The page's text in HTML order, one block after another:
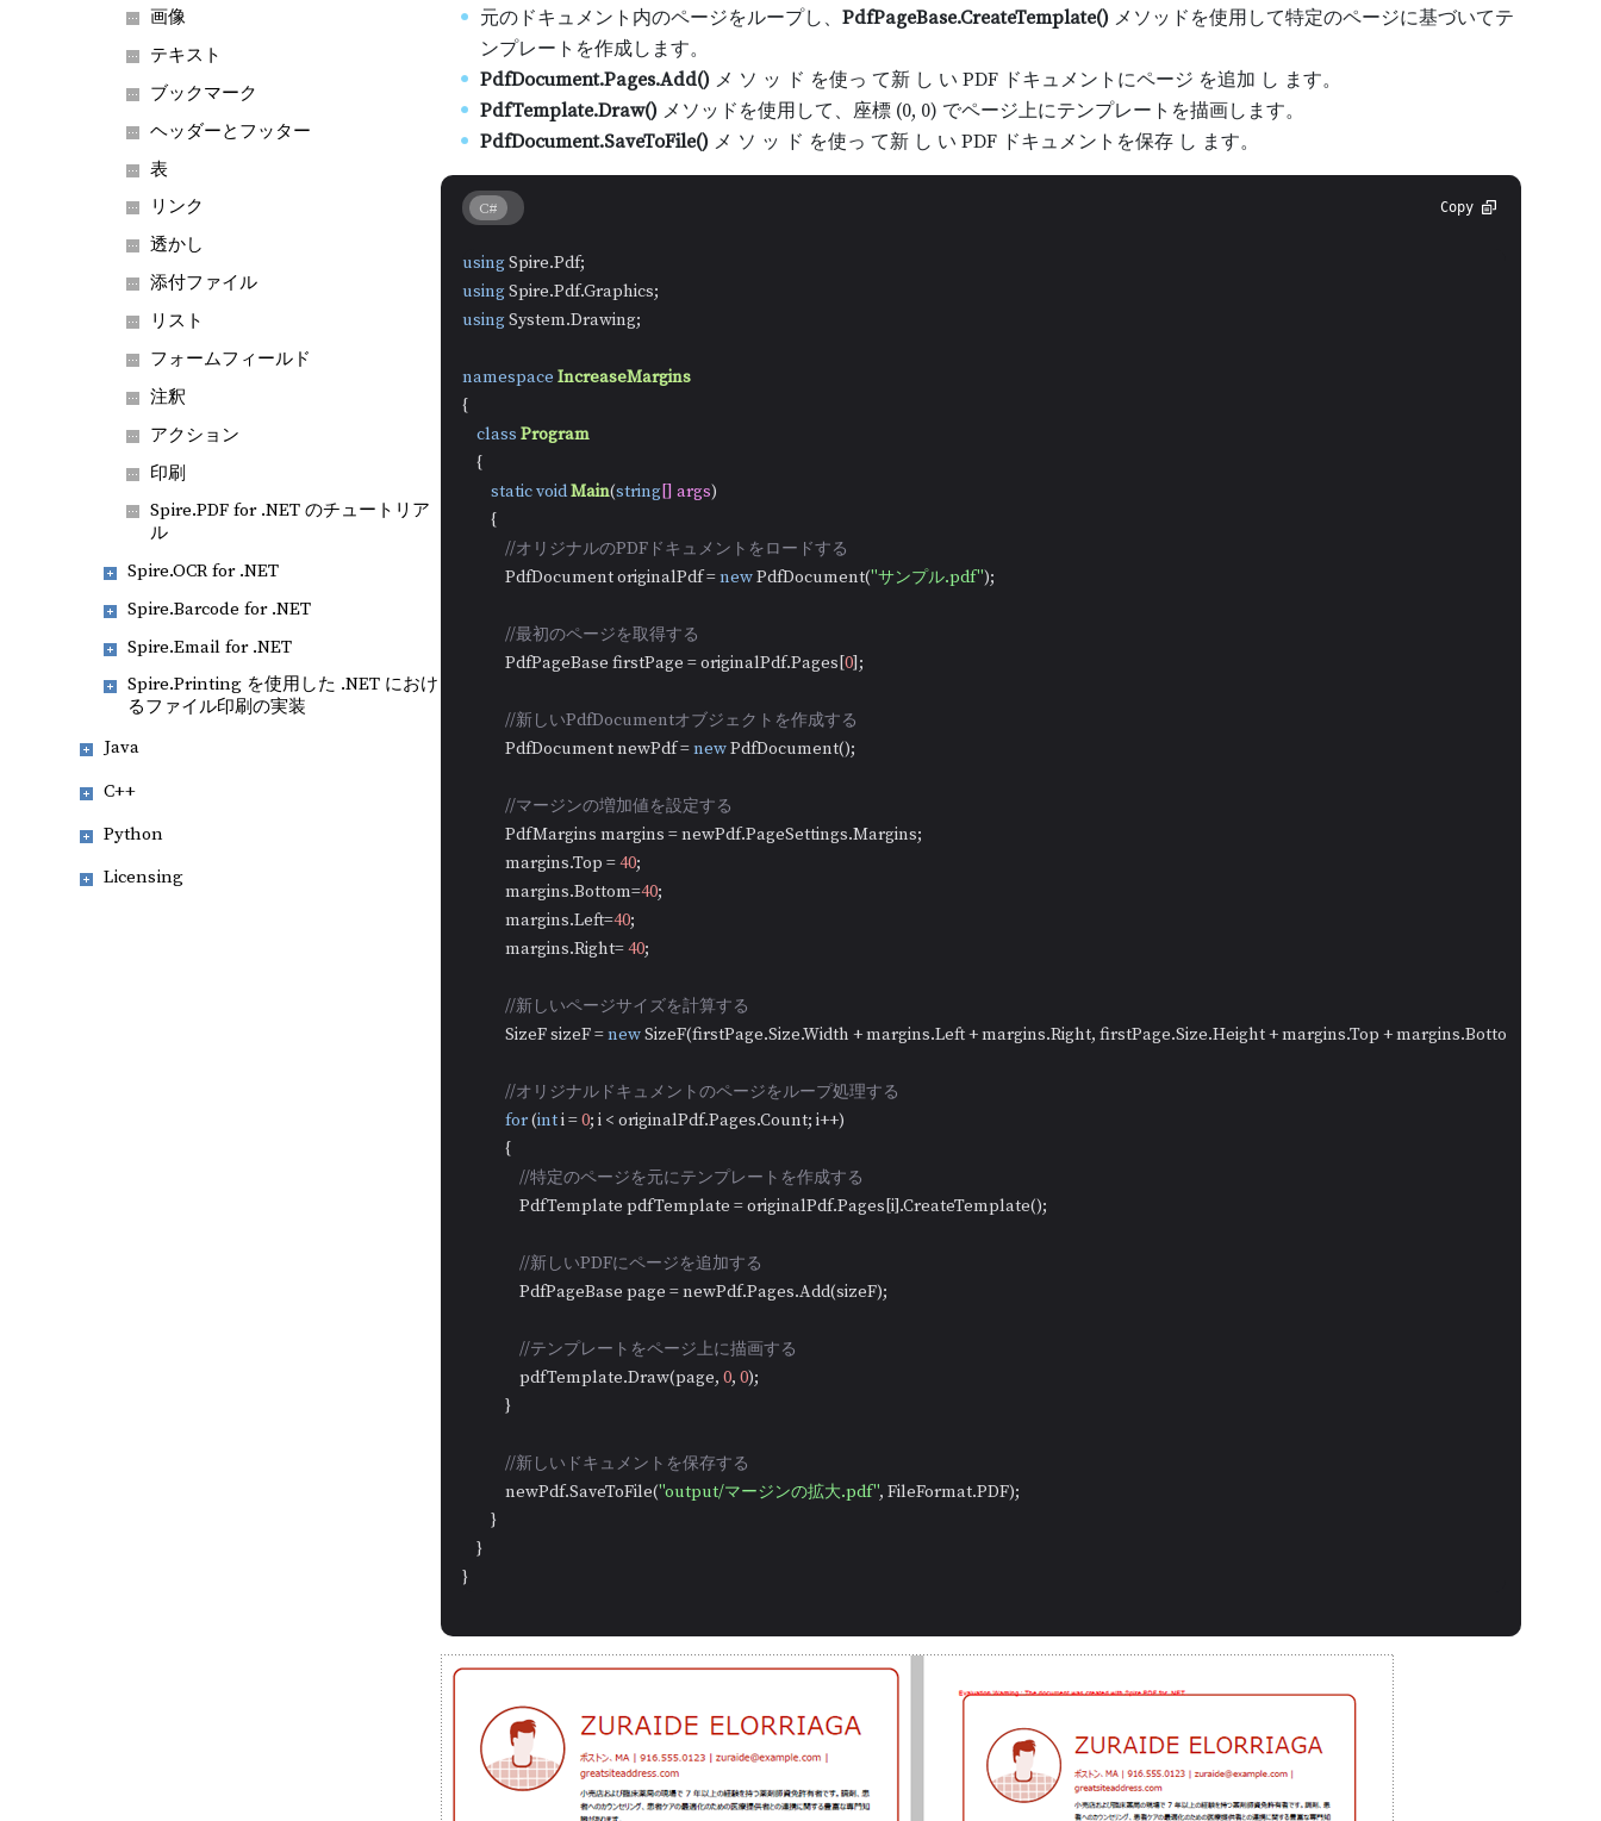
元のドキュメント内のページをループし、 PdfPageBase.CreateTemplate()メソッドを使用して特定のページに基づいてテ
ンプレートを作成します。
PdfDocument.Pages.Add()メ ソ ッ ド を使っ て新 し い PDF ドキュメントにページ を追加 し ます。
PdfTemplate.Draw()メソッドを使用して、座標 (0, 0) でページ上にテンプレートを描画します。
PdfDocument.SaveToFile()メ ソ ッ ド を使っ て新 し い PDF ドキュメントを保存 し ます。
C# Copy
using
using
using System.Drawing;
namespace IncreaseMargins
{
class Program
    {
staticvoidMain(string[] args)
        {
//オリジナルのPDFドキュメントをロードする
            PdfDocument originalPdf =
new PdfDocument("サンプル.pdf");
//最初のページを取得する
            PdfPageBase firstPage = originalPdf.Pages[
0];
//新しいPdfDocumentオブジェクトを作成する
            PdfDocument newPdf =
new PdfDocument();
//マージンの増加値を設定する
            PdfMargins margins = newPdf.PageSettings.Margins;
            margins.Top =
40;
            margins.Bottom=
40;
            margins.Left=
40;
            margins.Right=
40;
//新しいページサイズを計算する
            SizeF sizeF =
new SizeF(firstPage.Size.Width + margins.Left + margins.Right, firstPage.Size.Height + margins.Top + margins.Bottom);
//オリジナルドキュメントのページをループ処理する
for (int i = 0; i < originalPdf.Pages.Count; i++)
            {
//特定のページを元にテンプレートを作成する
                PdfTemplate pdfTemplate = originalPdf.Pages[i].CreateTemplate();
//新しいPDFにページを追加する
                PdfPageBase page = newPdf.Pages.Add(sizeF);
//テンプレートをページ上に描画する
                pdfTemplate.Draw(page,
0, 0);
            }
//新しいドキュメントを保存する
            newPdf.SaveToFile(
"output/マージンの拡大.pdf", FileFormat.PDF);
        }
    }
}
画像
テキスト
ブックマーク
ヘッダーとフッター
表
リンク
透かし
添付ファイル
リスト
フォームフィールド
注釈
アクション
印刷
Spire.PDF for .NET のチュートリア
ル
Spire.OCR for .NET
Spire.Barcode for .NET
Spire.Email for .NET
Spire.Printing を使用した .NET におけ
るファイル印刷の実装
Java
C++
Python
Licensing